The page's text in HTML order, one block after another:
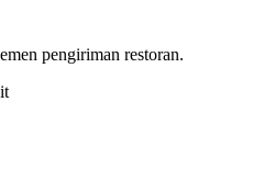
pengiriman restoran.